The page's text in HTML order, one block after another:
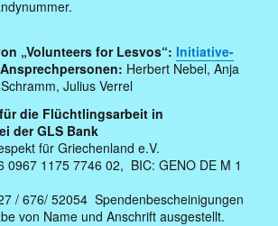
„Volunteers for Lesvos“: Initiative-
Ansprechpersonen: Herbert Nebel, Anja
Julius Verrel
die Flüchtlingsarbeit in
der GLS Bank
für Griechenland e.V.
0967 1175 7746 02, BIC: GENO DE M 1
/ 676/ 52054 Spendenbescheinigungen
von Name und Anschrift ausgestellt.